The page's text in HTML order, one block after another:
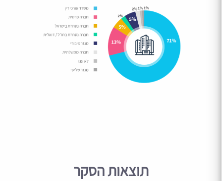
תוצאות הסקר